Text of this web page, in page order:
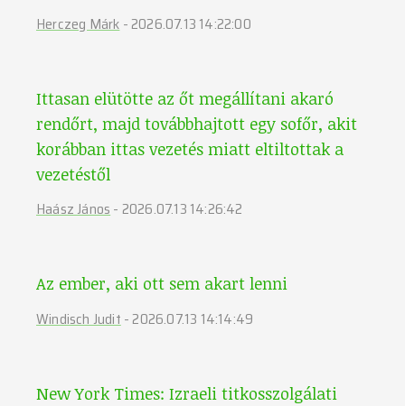
Herczeg Márk - 2026.07.13 14:22:00
Ittasan elütötte az őt megállítani akaró
rendőrt, majd továbbhajtott egy sofőr, akit
korábban ittas vezetés miatt eltiltottak a
vezetéstől
Haász János- 2026.07.13 14:26:42
Az ember, aki ott sem akart lenni
Windisch Judit- 2026.07.13 14:14:49
New York Times: Izraeli titkosszolgálati